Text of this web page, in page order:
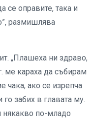
се оправите, така и
размишлява
„Плашеха ни здраво,
ме караха да събирам
чака, ако се изрепча
забих в главата му.
някакво по-младо